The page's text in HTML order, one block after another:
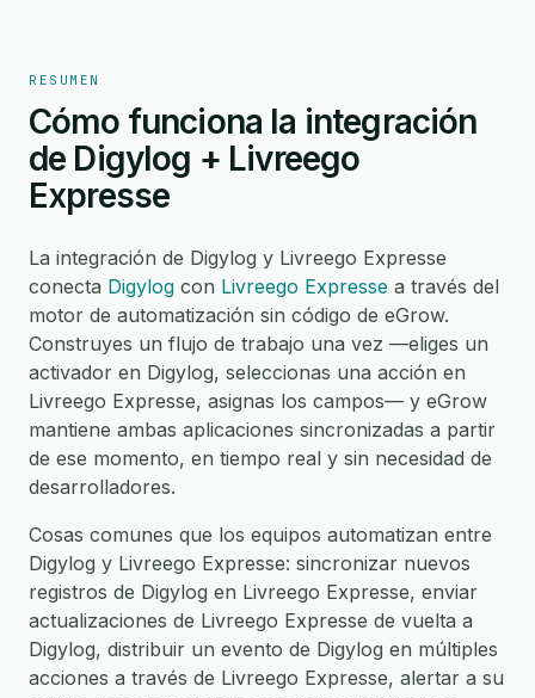
RESUMEN
Cómo funciona la integración
de Digylog + Livreego
Expresse
La integración de Digylog y Livreego Expresse
conecta Digylog con Livreego Expresse a través del
motor de automatización sin código de eGrow.
Construyes un flujo de trabajo una vez —eliges un
activador en Digylog, seleccionas una acción en
Livreego Expresse, asignas los campos— y eGrow
mantiene ambas aplicaciones sincronizadas a partir
de ese momento, en tiempo real y sin necesidad de
desarrolladores.
Cosas comunes que los equipos automatizan entre
Digylog y Livreego Expresse: sincronizar nuevos
registros de Digylog en Livreego Expresse, enviar
actualizaciones de Livreego Expresse de vuelta a
Digylog, distribuir un evento de Digylog en múltiples
acciones a través de Livreego Expresse, alertar a su